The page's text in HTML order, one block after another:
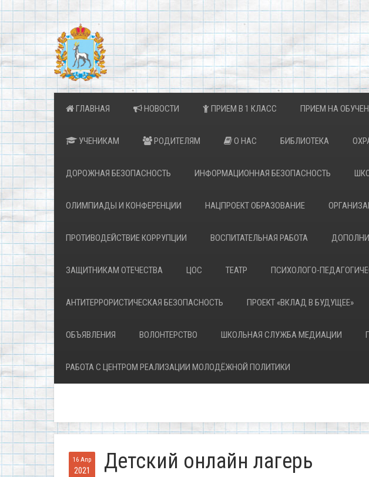
ГЛАВНАЯ НОВОСТИ ПРИЕМ В 1 КЛАСС ПРИЕМ НА
УЧЕНИКАМ РОДИТЕЛЯМ О НАС БИБЛИОТЕКА
ДОРОЖНАЯ БЕЗОПАСНОСТЬ ИНФОРМАЦИОННАЯ БЕЗОПАСНОСТЬ
ОЛИМПИАДЫ И КОНФЕРЕНЦИИ НАЦПРОЕКТ ОБРАЗОВАНИЕ
ПРОТИВОДЕЙСТВИЕ КОРРУПЦИИ ВОСПИТАТЕЛЬНАЯ РАБОТА
ЗАЩИТНИКАМ ОТЕЧЕСТВА ЦОС ТЕАТР ПСИХОЛОГО-
АНТИТЕРРОРИСТИЧЕСКАЯ БЕЗОПАСНОСТЬ ПРОЕКТ «ВКЛАД В БУДУЩЕЕ»
ОБЪЯВЛЕНИЯ ВОЛОНТЕРСТВО ШКОЛЬНАЯ СЛУЖБА МЕДИАЦИИ
РАБОТА С ЦЕНТРОМ РЕАЛИЗАЦИИ МОЛОДЁЖНОЙ ПОЛИТИКИ
16 Апр
2021 Детский онлайн лагерь